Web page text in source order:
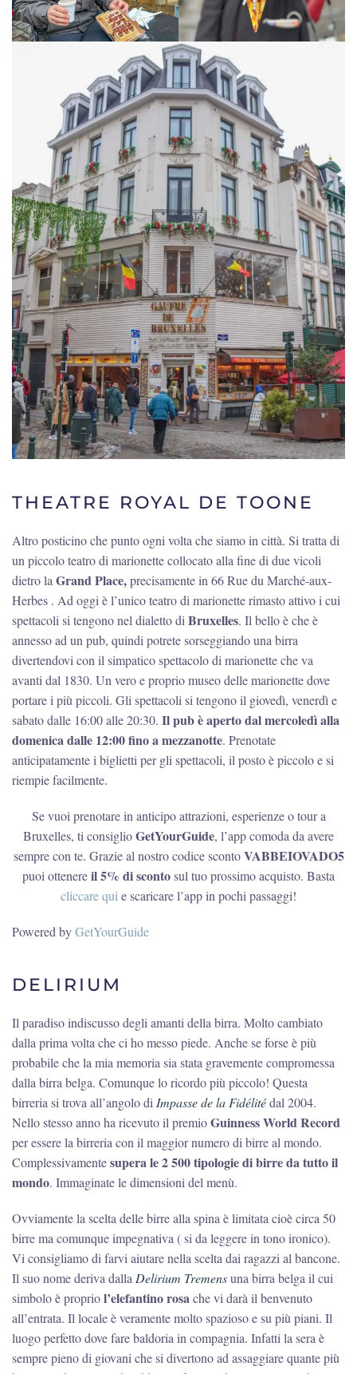
THEATRE ROYAL DE TOONE
Altro posticino che punto ogni volta che siamo in città. Si tratta di
un piccolo teatro di marionette collocato alla fine di due vicoli
dietro la Grand Place,precisamente in 66 Rue du Marché-aux-
Herbes . Ad oggi è l’unico teatro di marionette rimasto attivo i cui
spettacoli si tengono nel dialetto di Bruxelles. Il bello è che è
annesso ad un pub, quindi potrete sorseggiando una birra
divertendovi con il simpatico spettacolo di marionette che va
avanti dal 1830. Un vero e proprio museo delle marionette dove
portare i più piccoli. Gli spettacoli si tengono il giovedì, venerdì e
sabato dalle 16:00 alle 20:30. Il pub è aperto dal mercoledì alla
domenica dalle 12:00 fino a mezzanotte. Prenotate
anticipatamente i biglietti per gli spettacoli, il posto è piccolo e si
riempie facilmente.
Se vuoi prenotare in anticipo attrazioni, esperienze o tour a
Bruxelles, ti consiglioGetYourGuide, l’app comoda da avere
sempre con te. Grazie al nostro codice scontoVABBEIOVADO5
puoi ottenereil 5% di scontosul tuo prossimo acquisto. Basta
cliccare qui e scaricare l’app in pochi passaggi!
Powered byGetYourGuide
DELIRIUM
Il paradiso indiscusso degli amanti della birra. Molto cambiato
dalla prima volta che ci ho messo piede. Anche se forse è più
probabile che la mia memoria sia stata gravemente compromessa
dalla birra belga. Comunque lo ricordo più piccolo! Questa
birreria si trova all’angolo di Impasse de la Fidélitédal 2004.
Nello stesso anno ha ricevuto il premioGuinness World Record
per essere la birreria con il maggior numero di birre al mondo.
Complessivamentesupera le 2 500 tipologie di birre da tutto il
mondo. Immaginate le dimensioni del menù.
Ovviamente la scelta delle birre alla spina è limitata cioè circa 50
birre ma comunque impegnativa ( si da leggere in tono ironico).
Vi consigliamo di farvi aiutare nella scelta dai ragazzi al bancone.
Il suo nome deriva dalla Delirium Tremensuna birra belga il cui
simbolo è propriol’elefantino rosache vi darà il benvenuto
all’entrata. Il locale è veramente molto spazioso e su più piani. Il
luogo perfetto dove fare baldoria in compagnia. Infatti la sera è
sempre pieno di giovani che si divertono ad assaggiare quante più